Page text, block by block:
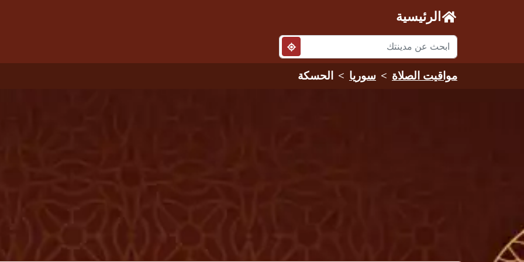
الرئيسية
مواقيت الصلاة سوريا الحسكة